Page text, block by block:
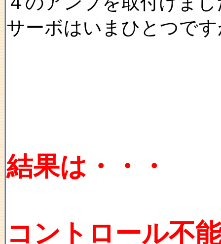
サーボはいまひとつで
結果は・・・
コントロール不